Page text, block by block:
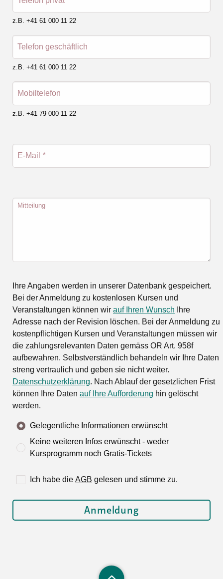
z.B. +41 61 000 11 22
Telefon geschäftlich
z.B. +41 61 000 11 22
Mobiltelefon
z.B. +41 79 000 11 22
E-Mail *
Mitteilung
Ihre Angaben werden in unserer Datenbank gespeichert.
Bei der Anmeldung zu kostenlosen Kursen und
Veranstaltungen können wir auf Ihren Wunsch Ihre
Adresse nach der Revision löschen. Bei der Anmeldung zu
kostenpflichtigen Kursen und Veranstaltungen müssen wir
die zahlungsrelevanten Daten gemäss OR Art. 958f
aufbewahren. Selbstverständlich behandeln wir Ihre Daten
streng vertraulich und geben sie nicht weiter.
Datenschutzerklärung. Nach Ablauf der gesetzlichen Frist
können Ihre Daten auf Ihre Aufforderung hin gelöscht
werden.
Gelegentliche Informationen erwünscht
Keine weiteren Infos erwünscht - weder
Kursprogramm noch Gratis-Tickets
Ich habe die AGB gelesen und stimme zu.